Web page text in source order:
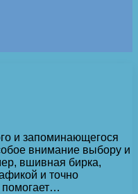
и запоминающегося
внимание выбору и
вшивная бирка,
и точно